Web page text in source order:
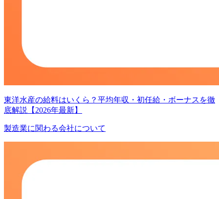
東洋水産の給料はいくら？平均年収・初任給・ボーナスを徹
底解説【2026年最新】
製造業に関わる会社について